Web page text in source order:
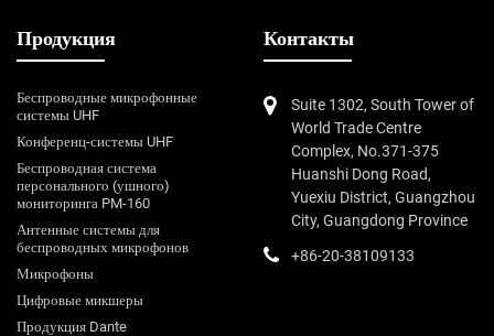
Продукция
Беспроводные микрофонные
системы UHF
Конференц-системы UHF
Беспроводная система
персонального (ушного)
мониторинга PM-160
Антенные системы для
беспроводных микрофонов
Микрофоны
Цифровые микшеры
Продукция Dante
Контакты
Suite 1302, South Tower of
World Trade Centre
Complex, No.371-375
Huanshi Dong Road,
Yuexiu District, Guangzhou
City, Guangdong Province
+86-20-38109133